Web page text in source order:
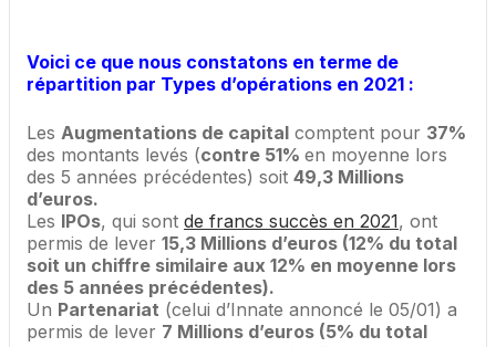
Voici ce que nous constatons en terme de
répartition par Types d’opérations en 2021 :
Les Augmentations de capital comptent pour 37%
des montants levés (contre 51% en moyenne lors
des 5 années précédentes) soit 49,3 Millions
d’euros.
Les IPOs, qui sont de francs succès en 2021, ont
permis de lever 15,3 Millions d’euros (12% du total
soit un chiffre similaire aux 12% en moyenne lors
des 5 années précédentes).
Un Partenariat (celui d’Innate annoncé le 05/01) a
permis de lever 7 Millions d’euros (5% du total